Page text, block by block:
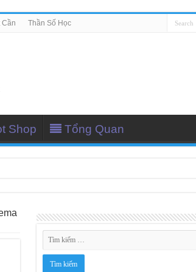
Cần Thần Số Học
Shop Tổng Quan